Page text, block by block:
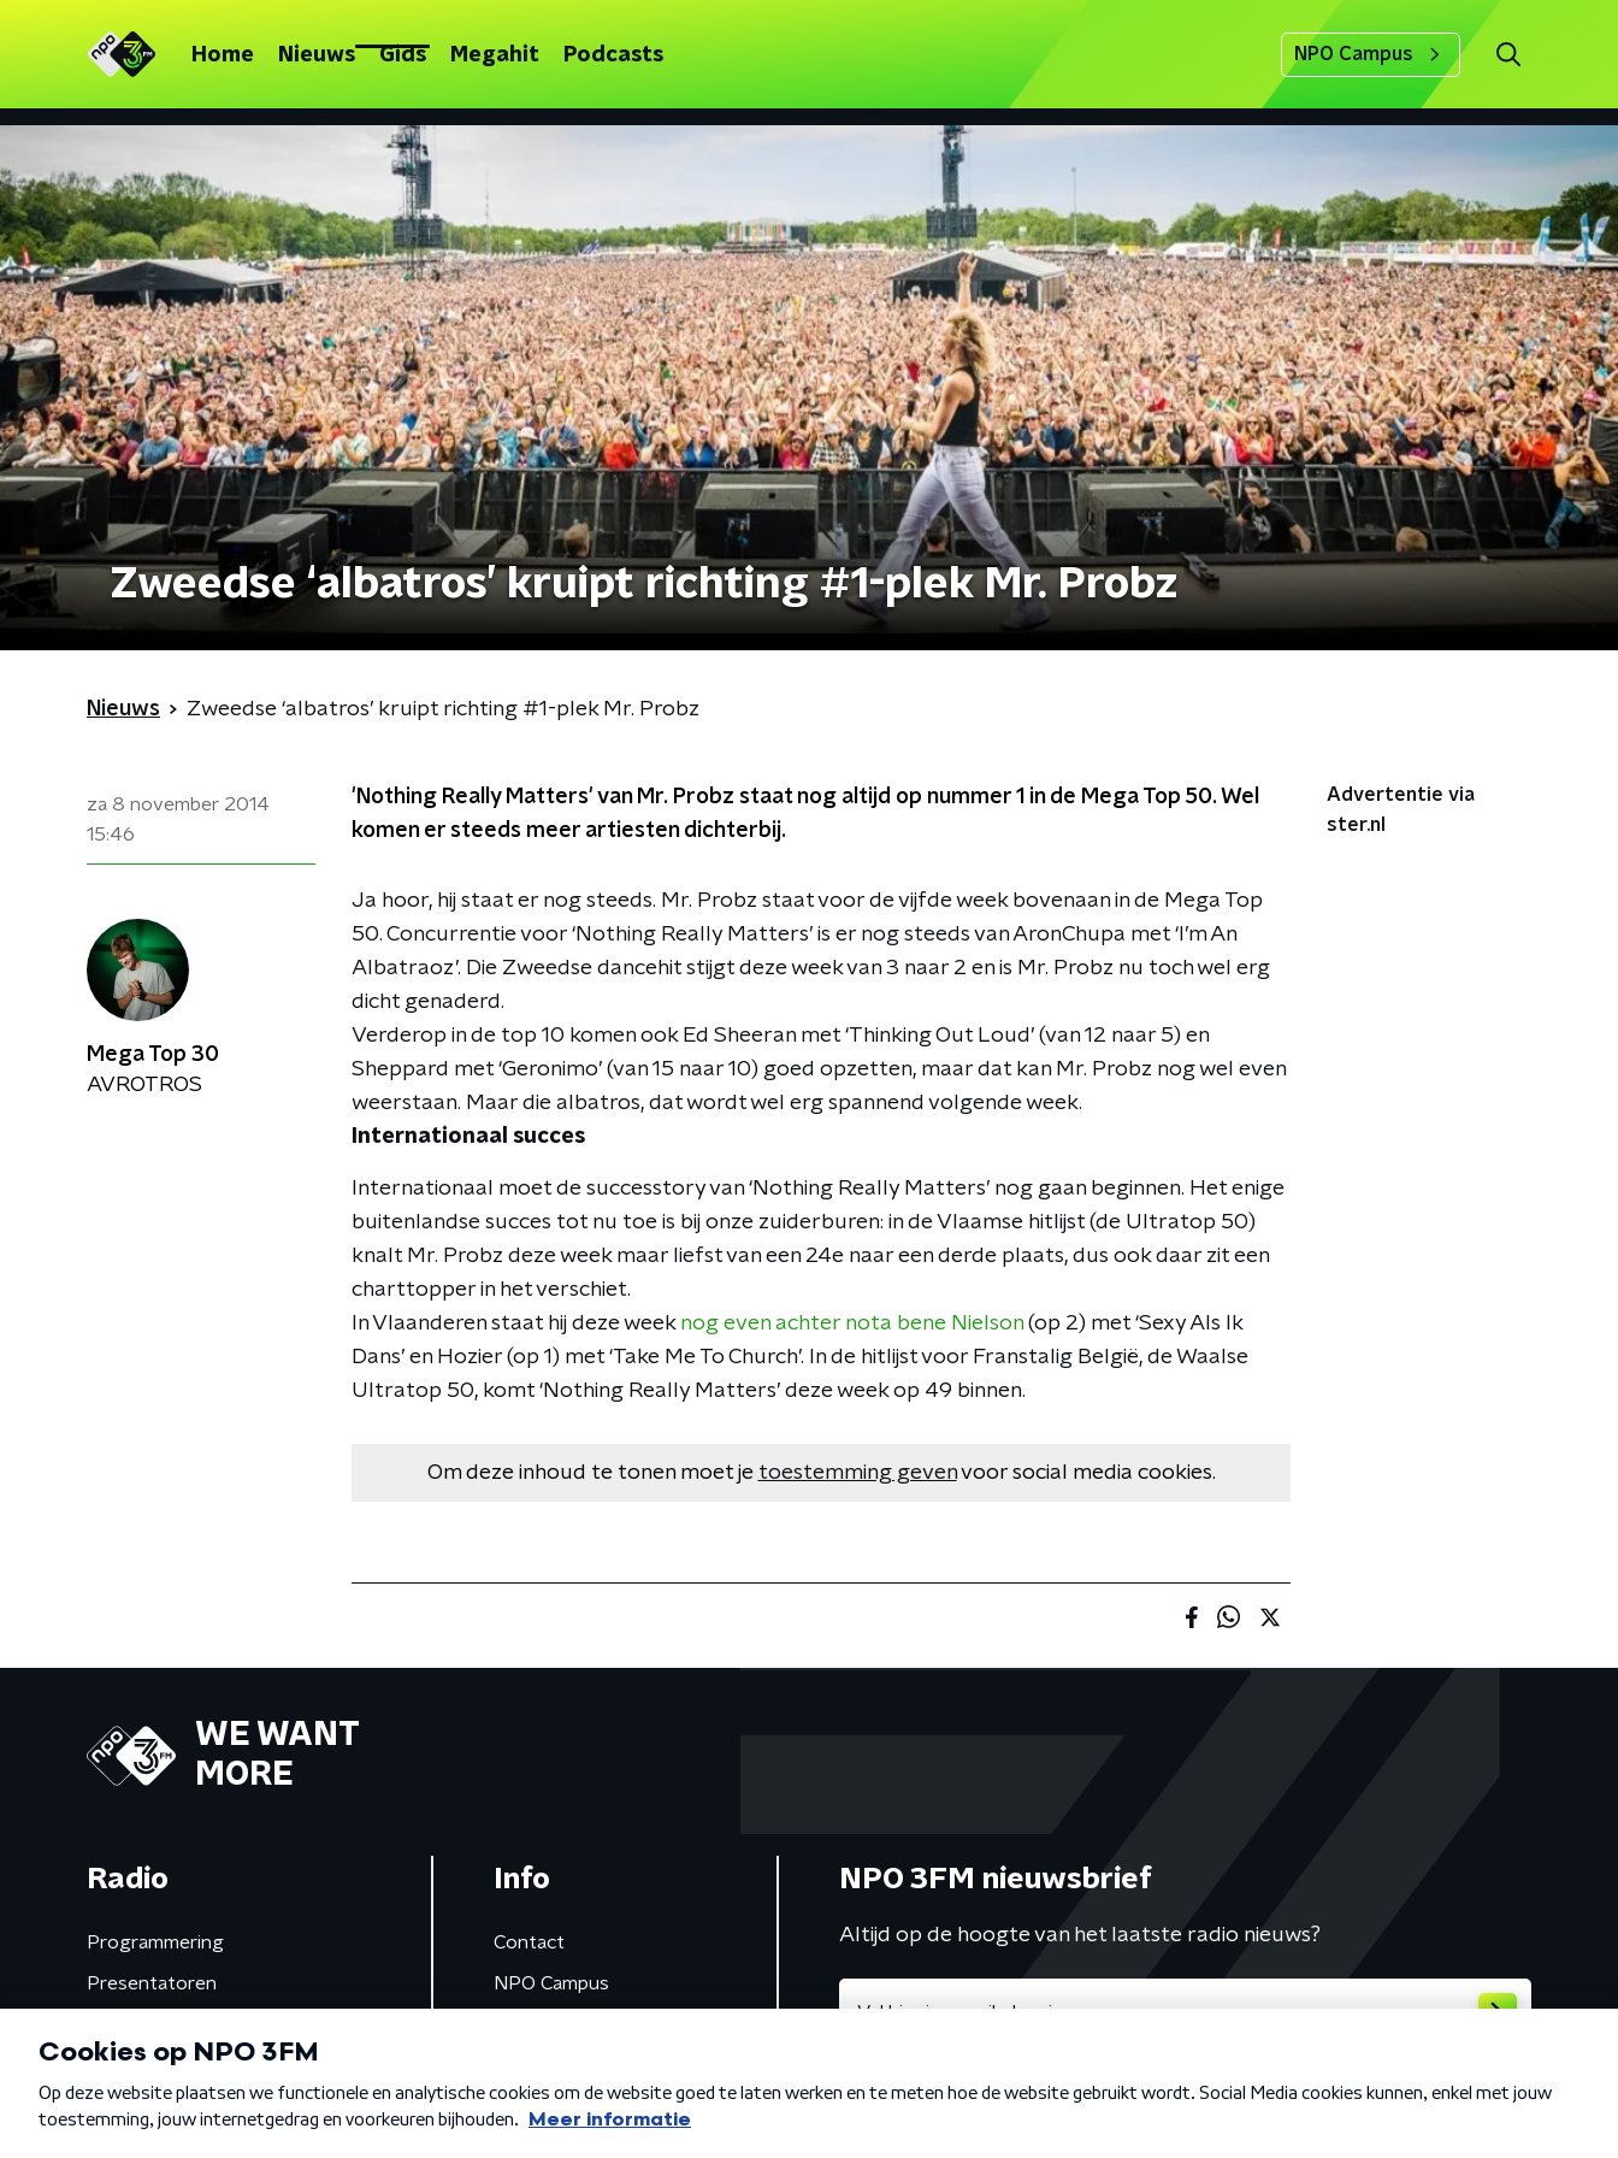
Home Nieuws Gids Megahit Podcasts NPO Campus
Zweedse ‘albatros’ kruipt richting #1-plek Mr. Probz
Nieuws Zweedse ‘albatros’ kruipt richting #1-plek Mr. Probz
za 8 november 2014
15:46
'Nothing Really Matters' van Mr. Probz staat nog altijd op nummer 1 in de Mega Top 50. Wel
komen er steeds meer artiesten dichterbij.
Ja hoor, hij staat er nog steeds. Mr. Probz staat voor de vijfde week bovenaan in de Mega Top
50. Concurrentie voor ‘Nothing Really Matters’ is er nog steeds van AronChupa met ‘I’m An
Albatraoz’. Die Zweedse dancehit stijgt deze week van 3 naar 2 en is Mr. Probz nu toch wel erg
dicht genaderd.
Verderop in de top 10 komen ook Ed Sheeran met ‘Thinking Out Loud’ (van 12 naar 5) en
Sheppard met ‘Geronimo’ (van 15 naar 10) goed opzetten, maar dat kan Mr. Probz nog wel even
weerstaan. Maar die albatros, dat wordt wel erg spannend volgende week.
Internationaal succes
Internationaal moet de successtory van ‘Nothing Really Matters’ nog gaan beginnen. Het enige
buitenlandse succes tot nu toe is bij onze zuiderburen: in de Vlaamse hitlijst (de Ultratop 50)
knalt Mr. Probz deze week maar liefst van een 24e naar een derde plaats, dus ook daar zit een
charttopper in het verschiet.
In Vlaanderen staat hij deze week nog even achter nota bene Nielson (op 2) met ‘Sexy Als Ik
Dans’ en Hozier (op 1) met ‘Take Me To Church’. In de hitlijst voor Franstalig België, de Waalse
Ultratop 50, komt ‘Nothing Really Matters’ deze week op 49 binnen.
Om deze inhoud te tonen moet je toestemming gevenvoor social media cookies.
Advertentie via
ster.nl
Mega Top 30
AVROTROS
WE WANT
MORE
Radio
Programmering
Presentatoren
Gemist
Info
Contact
NPO Campus
NPO 3FM nieuwsbrief
Altijd op de hoogte van het laatste radio nieuws?
Algemene voorwaarden Privacybeleid